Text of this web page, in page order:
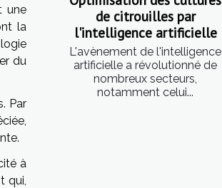
une
la
du
Par
à
qui,
de citrouilles par
l'intelligence artificielle
L'avènement de l'intelligence
artificielle a révolutionné de
nombreux secteurs,
notamment celui...